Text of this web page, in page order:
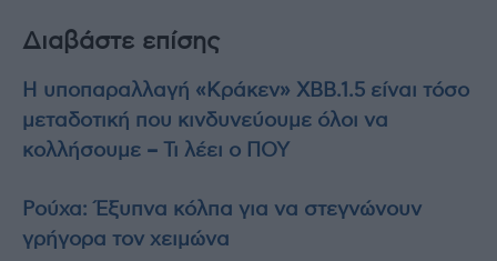
Διαβάστε επίσης
Η υποπαραλλαγή «Κράκεν» XBB.1.5 είναι τόσο
μεταδοτική που κινδυνεύουμε όλοι να
κολλήσουμε – Τι λέει ο ΠΟΥ
Ρούχα: Έξυπνα κόλπα για να στεγνώνουν
γρήγορα τον χειμώνα